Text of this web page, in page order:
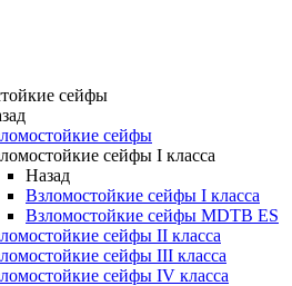
сейфы
сейфы
сейфы I класса
Назад
Взломостойкие сейфы I класса
Взломостойкие сейфы MDTB ES
сейфы II класса
сейфы III класса
сейфы IV класса